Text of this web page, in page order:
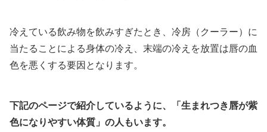
冷えている飲み物を飲みすぎたとき、冷房（クーラー）に
当たることによる身体の冷え、末端の冷えを放置は唇の血
色を悪くする要因となります。
下記のページで紹介しているように、
「生まれつき唇が紫
色になりやすい体質」の人もいます。